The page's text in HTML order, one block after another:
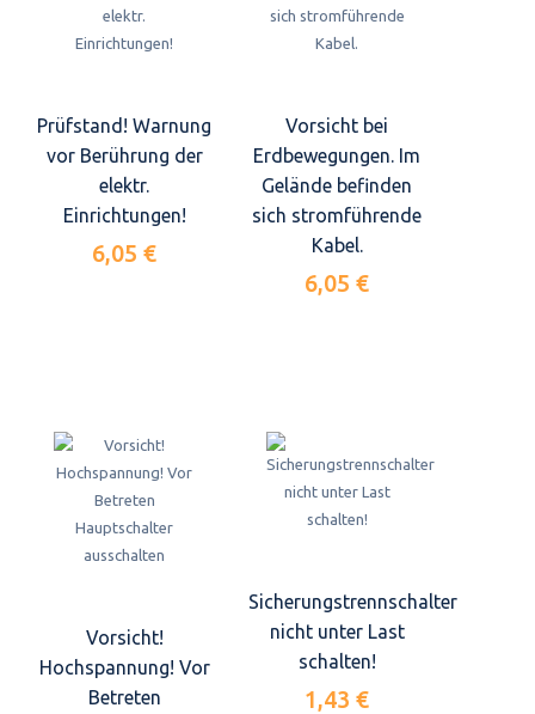
Prüfstand! Warnung
vor Berührung der
elektr.
Einrichtungen!
6,05 €
Vorsicht bei
Erdbewegungen. Im
Gelände befinden
sich stromführende
Kabel.
6,05 €
Vorsicht!
Hochspannung! Vor
Betreten
Sicherungstrennschalter
nicht unter Last
schalten!
1,43 €